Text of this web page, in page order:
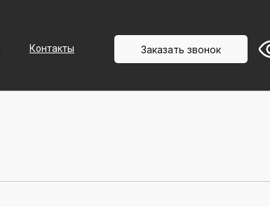
Контакты Заказать звонок